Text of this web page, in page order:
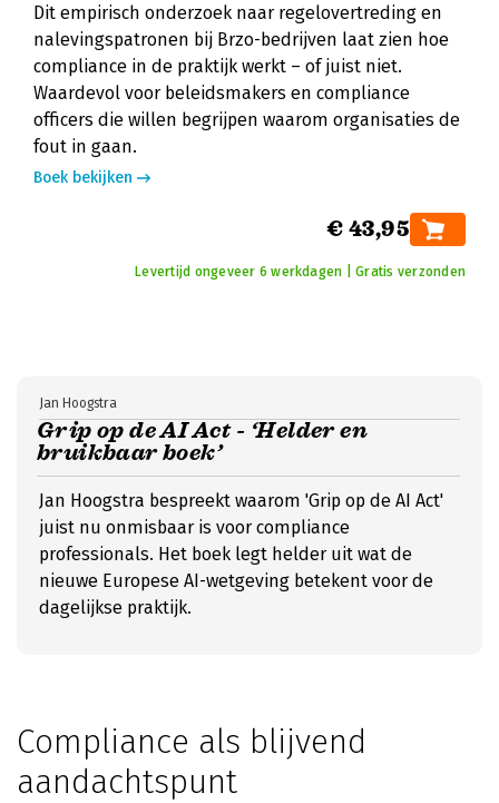
Dit empirisch onderzoek naar regelovertreding en
nalevingspatronen bij Brzo-bedrijven laat zien hoe
compliance in de praktijk werkt – of juist niet.
Waardevol voor beleidsmakers en compliance
officers die willen begrijpen waarom organisaties de
fout in gaan.
Boek bekijken
€ 43,95
Levertijd ongeveer 6 werkdagen | Gratis verzonden
Grip op de AI Act - ‘Helder en
bruikbaar boek’
Jan Hoogstra
Jan Hoogstra bespreekt waarom 'Grip op de AI Act'
juist nu onmisbaar is voor compliance
professionals. Het boek legt helder uit wat de
nieuwe Europese AI-wetgeving betekent voor de
dagelijkse praktijk.
Compliance als blijvend
aandachtspunt